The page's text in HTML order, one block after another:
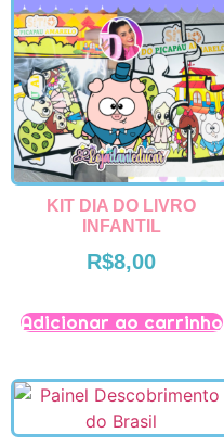
KIT DIA DO LIVRO
INFANTIL
R$8,00
Adicionar ao carrinho